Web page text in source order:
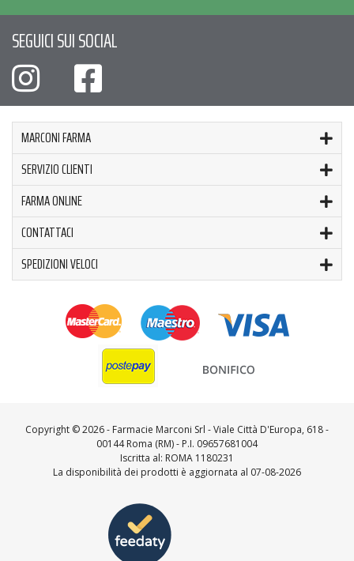
SEGUICI SUI SOCIAL
MARCONI FARMA
SERVIZIO CLIENTI
FARMA ONLINE
CONTATTACI
SPEDIZIONI VELOCI
Copyright ©2026 - Farmacie Marconi Srl - Viale Città D'Europa, 618 -
00144 Roma (RM) - P.I. 09657681004
Iscritta al: ROMA 1180231
La disponibilità dei prodotti è aggiornata al 07-08-2026